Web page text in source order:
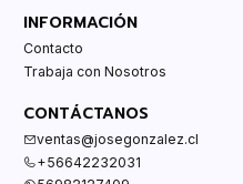
INFORMACIÓN
Contacto
Trabaja con Nosotros
CONTÁCTANOS
ventas@josegonzalez.cl
+56642232031